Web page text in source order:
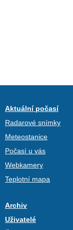
Aktuální počasí
Radarové snímky
Meteostanice
Počasí u vás
Webkamery
Teplotní mapa
Archiv
Uživatelé